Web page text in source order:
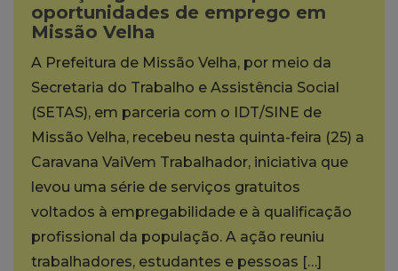
oportunidades de emprego em
Missão Velha
A Prefeitura de Missão Velha, por meio da
Secretaria do Trabalho e Assistência Social
(SETAS), em parceria com o IDT/SINE de
Missão Velha, recebeu nesta quinta-feira (25) a
Caravana VaiVem Trabalhador, iniciativa que
levou uma série de serviços gratuitos
voltados à empregabilidade e à qualificação
profissional da população. A ação reuniu
trabalhadores, estudantes e pessoas […]